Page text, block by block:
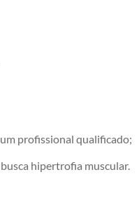
profissional qualificado;
hipertrofia muscular.